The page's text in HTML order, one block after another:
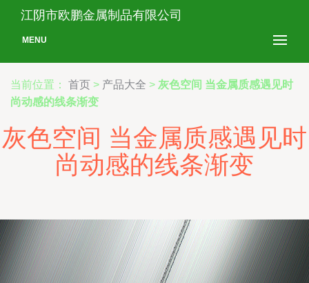
江阴市欧鹏金属制品有限公司
MENU
当前位置： 首页 > 产品大全 > 灰色空间 当金属质感遇见时
尚动感的线条渐变
灰色空间 当金属质感遇见时
尚动感的线条渐变